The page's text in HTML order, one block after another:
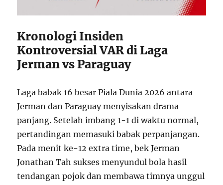
Kronologi Insiden
Kontroversial VAR di Laga
Jerman vs Paraguay
Laga babak 16 besar Piala Dunia 2026 antara
Jerman dan Paraguay menyisakan drama
panjang. Setelah imbang 1-1 di waktu normal,
pertandingan memasuki babak perpanjangan.
Pada menit ke-12 extra time, bek Jerman
Jonathan Tah sukses menyundul bola hasil
tendangan pojok dan membawa timnya unggul